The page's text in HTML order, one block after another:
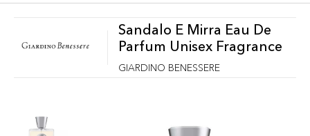
Sandalo E Mirra Eau De
Parfum Unisex Fragrance
GIARDINO BENESSERE